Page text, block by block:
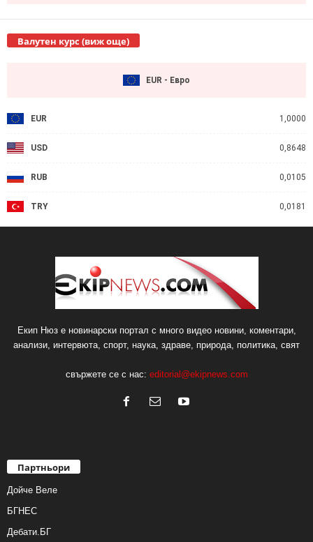
Валутен курс (виж още)
EUR - Евро
EUR 1,0000
USD 0,8648
RUB 0,0105
TRY 0,0181
Екип Нюз е новинарски портал с много видео новини, коментари,
анализи, интервюта, спорт, наука, здраве, природа, политика, свят
свържете се с нас: editorial@ekipnews.com
Партньори
Дойче Веле
БГНЕС
Дебати.БГ